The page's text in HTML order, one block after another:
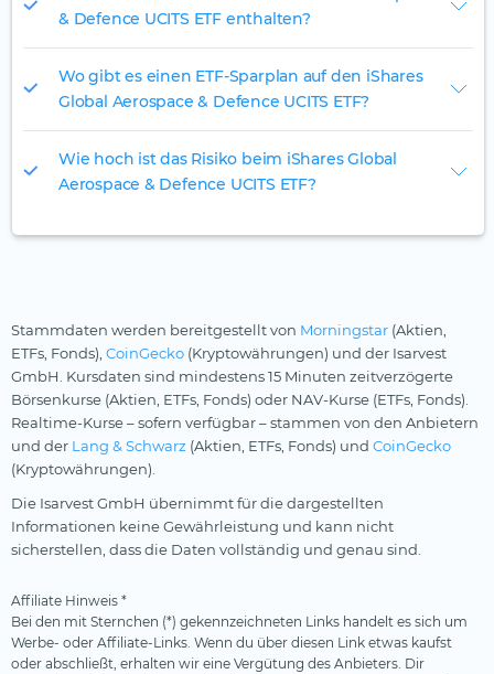
& Defence UCITS ETF enthalten?
Wo gibt es einen ETF-Sparplan auf den iShares
Global Aerospace & Defence UCITS ETF?
Wie hoch ist das Risiko beim iShares Global
Aerospace & Defence UCITS ETF?
Stammdaten werden bereitgestellt von Morningstar (Aktien,
ETFs, Fonds), CoinGecko (Kryptowährungen) und der Isarvest
GmbH. Kursdaten sind mindestens 15 Minuten zeitverzögerte
Börsenkurse (Aktien, ETFs, Fonds) oder NAV-Kurse (ETFs, Fonds).
Realtime-Kurse – sofern verfügbar – stammen von den Anbietern
und der Lang & Schwarz (Aktien, ETFs, Fonds) und CoinGecko
(Kryptowährungen).
Die Isarvest GmbH übernimmt für die dargestellten
Informationen keine Gewährleistung und kann nicht
sicherstellen, dass die Daten vollständig und genau sind.
Affiliate Hinweis *
Bei den mit Sternchen (*) gekennzeichneten Links handelt es sich um
Werbe- oder Affiliate-Links. Wenn du über diesen Link etwas kaufst
oder abschließt, erhalten wir eine Vergütung des Anbieters. Dir